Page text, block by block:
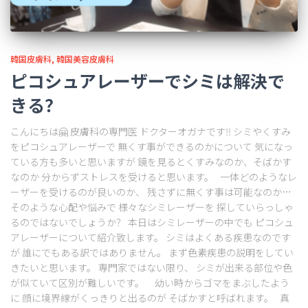
韓国皮膚科 韓国美容皮膚科
ピコシュアレーザーでシミは解決で
きる？
こんにちは🤗 皮膚科の専門医 ドクターオガナです‼ シミやくすみ
をピコシュアレーザーで 無くす事ができるのかについて 気になっ
ている方も多いと思いますが 鏡を見るとくすみなのか、そばかす
なのか 分からずストレスを受けると思います。 一体どのようなレ
ーザーを受けるのが良いのか、 残さずに無くす事は可能なのか…
そのような心配や悩みで 様々なシミレーザーを 探していらっしゃ
るのではないでしょうか？ 本日はシミレーザーの中でも ピコシュ
アレーザーについて紹介致します。 シミはよくある疾患なのです
が 誰にでもある訳ではありません。 まず色素疾患の説明をしてい
きたいと思います。 専門家ではない限り、 シミが出来る部位や色
が似ていて区別が難しいです。 幼い時からゴマをまぶしたよう
に 顔に境界線がくっきりと出るのが そばかすと呼ばれます。 真